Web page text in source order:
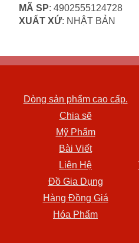
MÃ SP: 4902555124728
XUẤT XỨ: NHẬT BẢN
Dòng sản phẩm cao cấp.
Chia sẽ
Mỹ Phẩm
Bài Viết
Liên Hệ
Đồ Gia Dụng
Hàng Đồng Giá
Hóa Phẩm